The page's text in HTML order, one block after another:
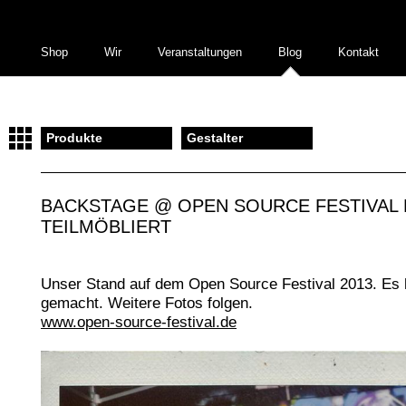
Shop Wir Veranstaltungen Blog Kontakt
Produkte Gestalter
BACKSTAGE @ OPEN SOURCE FESTIVAL
TEILMÖBLIERT
Unser Stand auf dem Open Source Festival 2013.
gemacht. Weitere Fotos folgen.
www.open-source-festival.de